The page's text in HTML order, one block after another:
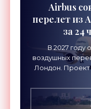
Airbus
перелет из
за 24
В 2027 году
воздушных
Лондон. Проект